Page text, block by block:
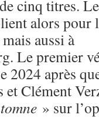
cinq titres.
alors pour
aussi à
Le premier
2024 après
Clément
» sur